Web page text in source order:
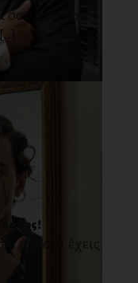
σου κάτι που
λάθος!
με το τι έχεις